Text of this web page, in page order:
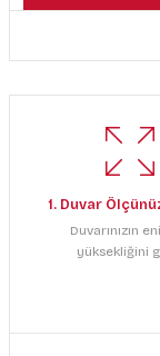
1. Duvar
Duvarınızın
yüksekliğini